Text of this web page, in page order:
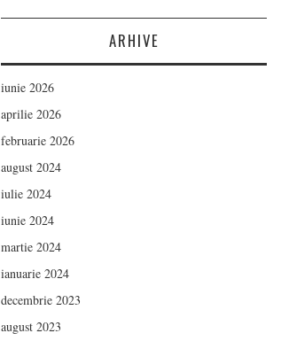
ARHIVE
iunie 2026
aprilie 2026
februarie 2026
august 2024
iulie 2024
iunie 2024
martie 2024
ianuarie 2024
decembrie 2023
august 2023